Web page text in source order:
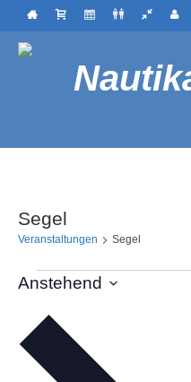
Segel
Veranstaltungen Segel
Veranstaltungen
Anstehend
wählen.